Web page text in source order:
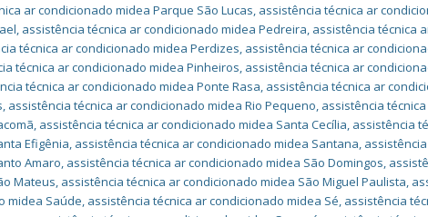
ar condicionado midea Parque São Lucas, assistência técnica ar
, assistência técnica ar condicionado midea Pedreira, assistência técnica
técnica ar condicionado midea Perdizes, assistência técnica ar
técnica ar condicionado midea Pinheiros, assistência técnica ar
técnica ar condicionado midea Ponte Rasa, assistência técnica ar
, assistência técnica ar condicionado midea Rio Pequeno, assistência
, assistência técnica ar condicionado midea Santa Cecília, assistência
Efigênia, assistência técnica ar condicionado midea Santana,
Amaro, assistência técnica ar condicionado midea São Domingos,
Mateus, assistência técnica ar condicionado midea São Miguel Paulista,
midea Saúde, assistência técnica ar condicionado midea Sé, assistência